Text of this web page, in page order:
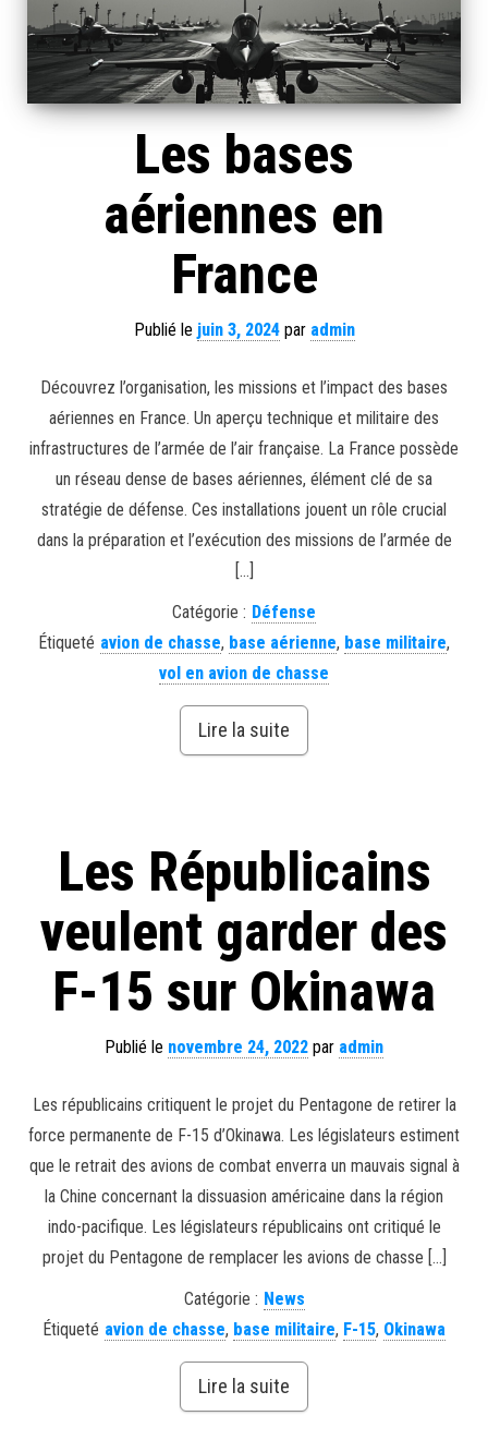
Les bases
aériennes en
France
Publié le juin 3, 2024par admin
Découvrez l’organisation, les missions et l’impact des bases
aériennes en France. Un aperçu technique et militaire des
infrastructures de l’armée de l’air française. La France possède
un réseau dense de bases aériennes, élément clé de sa
stratégie de défense. Ces installations jouent un rôle crucial
dans la préparation et l’exécution des missions de l’armée de
[…]
Catégorie : Défense
Étiqueté avion de chasse, base aérienne, base militaire,
vol en avion de chasse
Lire la suite
Les Républicains
veulent garder des
F-15 sur Okinawa
Publié le novembre 24, 2022 par admin
Les républicains critiquent le projet du Pentagone de retirer la
force permanente de F-15 d’Okinawa. Les législateurs estiment
que le retrait des avions de combat enverra un mauvais signal à
la Chine concernant la dissuasion américaine dans la région
indo-pacifique. Les législateurs républicains ont critiqué le
projet du Pentagone de remplacer les avions de chasse […]
Catégorie : News
Étiqueté avion de chasse, base militaire, F-15, Okinawa
Lire la suite